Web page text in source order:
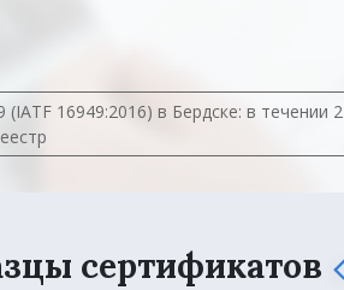
16949:2016) в Бердске: в течении 2
сертификатов